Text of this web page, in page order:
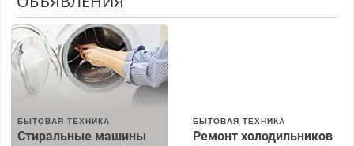
БЫТОВАЯ ТЕХНИКА
Стиральные машины
БЫТОВАЯ ТЕХНИКА
Ремонт холодильников